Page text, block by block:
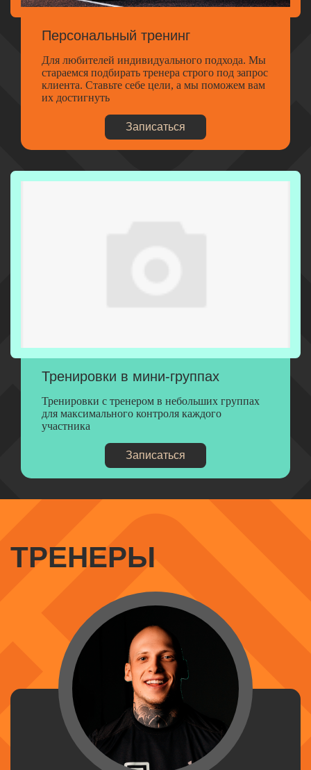
Персональный тренинг
Для любителей индивидуального подхода. Мы
стараемся подбирать тренера строго под запрос
клиента. Ставьте себе цели, а мы поможем вам
их достигнуть
Записаться
Тренировки в мини-группах
Тренировки с тренером в небольших группах
для максимального контроля каждого
участника
Записаться
ТРЕНЕРЫ